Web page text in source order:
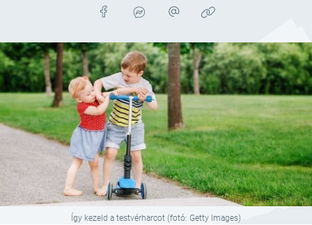
Így kezeld a testvérharcot (fotó: Getty Images)